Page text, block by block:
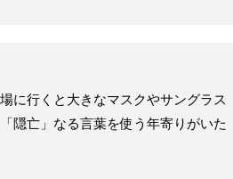
に行くと大きなマスクやサングラス
隠亡」なる言葉を使う年寄りがいた